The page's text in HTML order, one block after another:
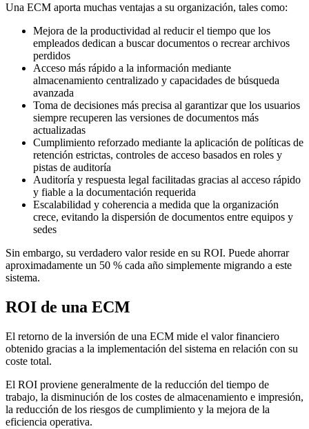
Una ECM aporta muchas ventajas a su organización, tales como:
Mejora de la productividad al reducir el tiempo que los
empleados dedican a buscar documentos o recrear archivos
perdidos
Acceso más rápido a la información mediante
almacenamiento centralizado y capacidades de búsqueda
avanzada
Toma de decisiones más precisa al garantizar que los usuarios
siempre recuperen las versiones de documentos más
actualizadas
Cumplimiento reforzado mediante la aplicación de políticas de
retención estrictas, controles de acceso basados en roles y
pistas de auditoría
Auditoría y respuesta legal facilitadas gracias al acceso rápido
y fiable a la documentación requerida
Escalabilidad y coherencia a medida que la organización
crece, evitando la dispersión de documentos entre equipos y
sedes
Sin embargo, su verdadero valor reside en su ROI. Puede ahorrar
aproximadamente un 50 % cada año simplemente migrando a este
sistema.
ROI de una ECM
El retorno de la inversión de una ECM mide el valor financiero
obtenido gracias a la implementación del sistema en relación con su
coste total.
El ROI proviene generalmente de la reducción del tiempo de
trabajo, la disminución de los costes de almacenamiento e impresión,
la reducción de los riesgos de cumplimiento y la mejora de la
eficiencia operativa.